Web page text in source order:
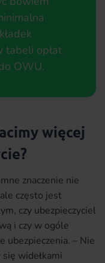
tabeli opłat
OWU.
więcej
znaczenie nie
często jest
czy ubezpieczyciel
i czy w ogóle
ubezpieczenia. – Nie
widełkami